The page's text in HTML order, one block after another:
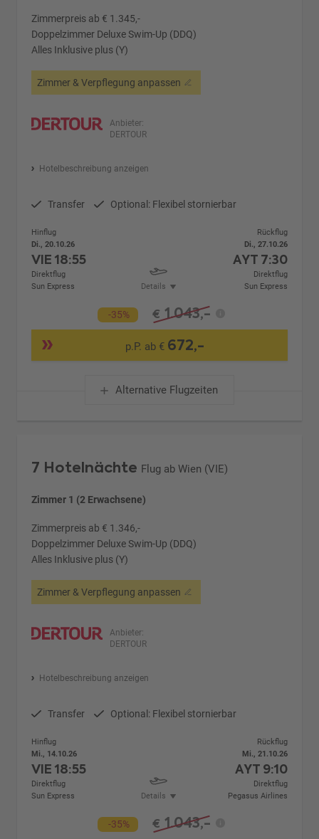
Zimmerpreis ab € 1.345,-
Doppelzimmer Deluxe Swim-Up (DDQ)
Alles Inklusive plus (Y)
Zimmer & Verpflegung anpassen
Anbieter:
DERTOUR
Hotelbeschreibung anzeigen
Transfer Optional: Flexibel stornierbar
Hinflug
Di., 20.10.26
VIE18:55
Direktflug
Sun Express
Details
Rückflug
Di., 27.10.26
AYT 7:30
Direktflug
Sun Express
-35% € 1.043,-
p.P. ab € 672,-
Alternative Flugzeiten
7 Hotelnächte Flug ab Wien (VIE)
Zimmer 1 (2 Erwachsene)
Zimmerpreis ab € 1.346,-
Doppelzimmer Deluxe Swim-Up (DDQ)
Alles Inklusive plus (Y)
Zimmer & Verpflegung anpassen
Anbieter:
DERTOUR
Hotelbeschreibung anzeigen
Transfer Optional: Flexibel stornierbar
Hinflug
Mi., 14.10.26
VIE18:55
Direktflug
Sun Express
Details
Rückflug
Mi., 21.10.26
AYT 9:10
Direktflug
Pegasus Airlines
-35% € 1.043,-